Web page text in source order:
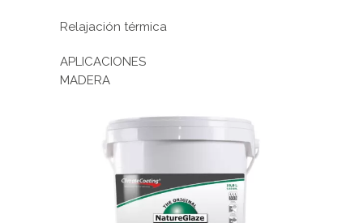
Relajación térmica
APLICACIONES
MADERA